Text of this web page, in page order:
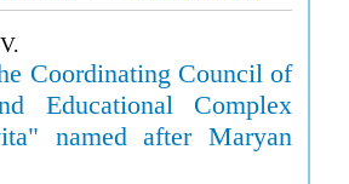
Coordinating Council of
Educational Complex
named after Maryan